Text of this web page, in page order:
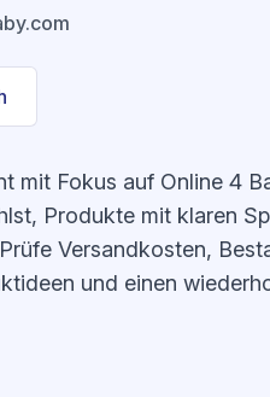
mit Fokus auf Online 4
Produkte mit klaren
Versandkosten,
und einen